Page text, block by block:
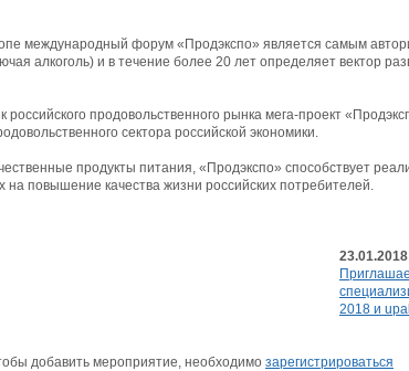
международный форум «Продэкспо» является самым
алкоголь) и в течение более 20 лет определяет вектор
российского продовольственного рынка мега-проект
сектора российской экономики.
продукты питания, «Продэкспо» способствует
повышение качества жизни российских потребителей.
2018 и
добавить мероприятие, необходимо зарегистрироваться